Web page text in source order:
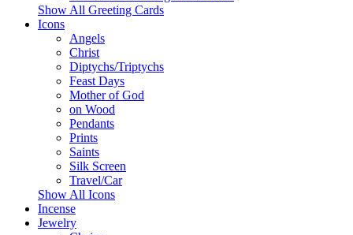
Show All Greeting Cards
Icons
Angels
Christ
Diptychs/Triptychs
Feast Days
Mother of God
on Wood
Pendants
Prints
Saints
Silk Screen
Travel/Car
Show All Icons
Incense
Jewelry